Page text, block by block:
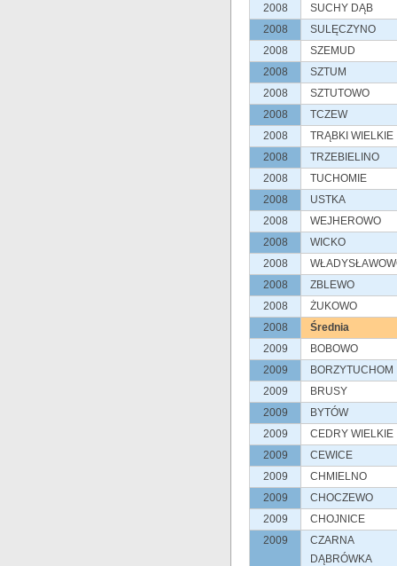
2008
SUCHY DĄB
2008
SULĘCZYNO
2008
SZEMUD
2008
SZTUM
2008
SZTUTOWO
2008
TCZEW
2008
TRĄBKI WIELKIE
2008
TRZEBIELINO
2008
TUCHOMIE
2008
USTKA
2008
WEJHEROWO
2008
WICKO
2008
2008
ZBLEWO
2008
ŻUKOWO
2008
Średnia
2009
BOBOWO
2009
BORZYTUCHOM
2009
BRUSY
2009
BYTÓW
2009
CEDRY WIELKIE
2009
CEWICE
2009
CHMIELNO
2009
CHOCZEWO
2009
CHOJNICE
2009
CZARNA
DĄBRÓWKA